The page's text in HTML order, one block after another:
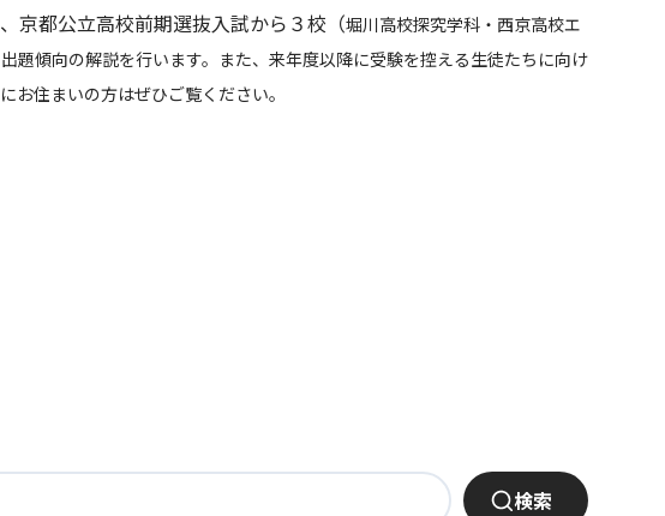
京都公立高校前期選抜入試から３校（堀川高校探究学科 ・西京高校エ
題傾向の解説を行います。また、来年度以降に受験を控える生徒たちに向け
お住まいの方はぜひご覧ください。
検索